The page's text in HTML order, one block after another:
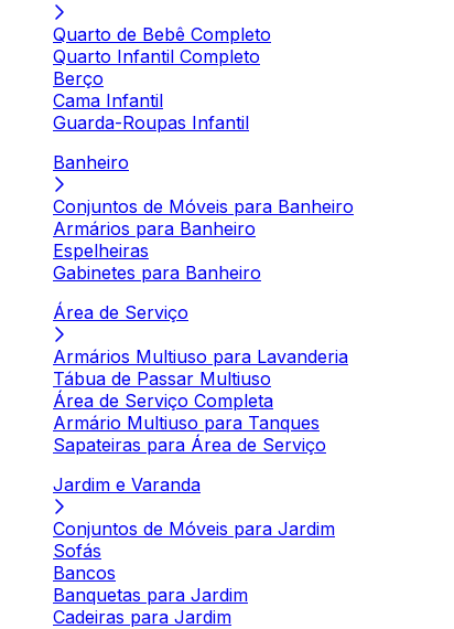
Quarto de Bebê Completo
Quarto Infantil Completo
Berço
Cama Infantil
Guarda-Roupas Infantil
Banheiro
Conjuntos de Móveis para Banheiro
Armários para Banheiro
Espelheiras
Gabinetes para Banheiro
Área de Serviço
Armários Multiuso para Lavanderia
Tábua de Passar Multiuso
Área de Serviço Completa
Armário Multiuso para Tanques
Sapateiras para Área de Serviço
Jardim e Varanda
Conjuntos de Móveis para Jardim
Sofás
Bancos
Banquetas para Jardim
Cadeiras para Jardim